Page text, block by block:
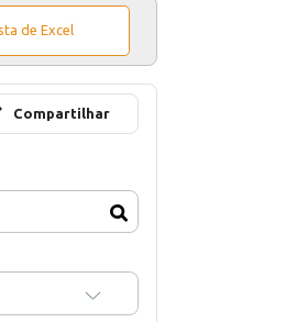
de Excel
Compartilhar